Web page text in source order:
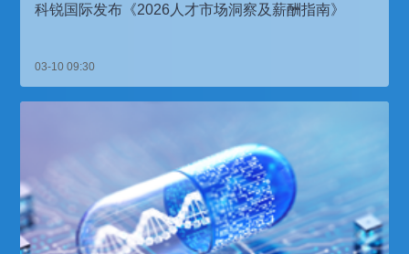
科锐国际发布《2026人才市场洞察及薪酬指南》
03-10 09:30